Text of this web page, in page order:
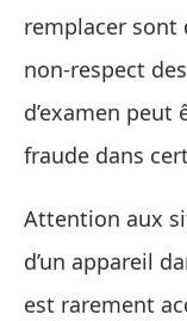
remplacer sont
non-respect
d’examen
fraude dans
Attention aux
d’un appareil
est rarement